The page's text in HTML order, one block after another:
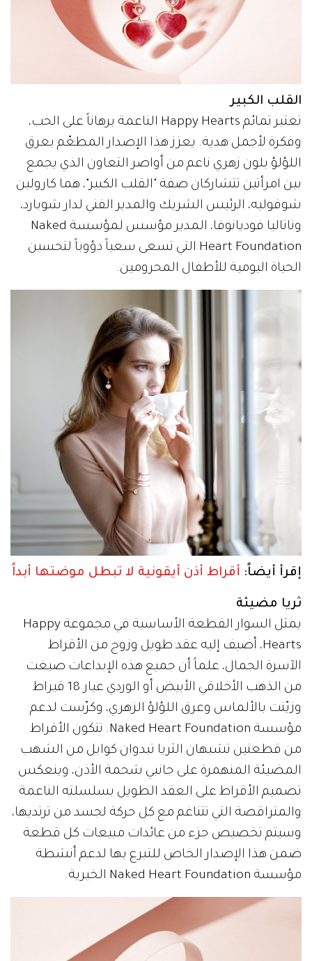
القلب الكبير
تعتبر تمائم Happy Hearts الناعمة برهاناً على الحب،
وفكرة لأجمل هدية. يعزز هذا الإصدار المطعّم بعرق
اللؤلؤ بلون زهري ناعم من أواصر التعاون الذي يجمع
بين امرأتين تتشاركان صفة "القلب الكبير"، هما كارولين
شوفوليه، الرئيس الشريك والمدير الفني لدار شوبارد،
وناتاليا فوديانوفا، المدير مؤسس لمؤسسة Naked
Heart Foundation التي تسعى سعياً دؤوباً لتحسين
الحياة اليومية للأطفال المحرومين.
إقرأ أيضاً: أقراط أذن أيقونية لا تبطل موضتها أبداً
ثريا مضيئة
يمثل السوار القطعة الأساسية في مجموعة Happy
Hearts، أضيف إليه عقد طويل وزوج من الأقراط
الآسرة الجمال، علماً أن جميع هذه الإبداعات صيغت
من الذهب الأخلاقي الأبيض أو الوردي عيار 18 قيراط
وزيّنت بالألماس وعرق اللؤلؤ الزهري، وكرّست لدعم
مؤسسة Naked Heart Foundation. تتكون الأقراط
من قطعتين تشبهان الثريا تبدوان كوابل من الشهب
المضيئة المنهمرة على جانبي شحمة الأذن، وينعكس
تصميم الأقراط على العقد الطويل بسلسلته الناعمة
والمتراقصة التي تتناغم مع كل حركة لجسد من ترتديها،
وسيتم تخصيص جزء من عائدات مبيعات كل قطعة
ضمن هذا الإصدار الخاص للتبرع بها لدعم أنشطة
مؤسسة Naked Heart Foundation الخيرية.